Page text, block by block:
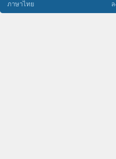
ภาษาไทย